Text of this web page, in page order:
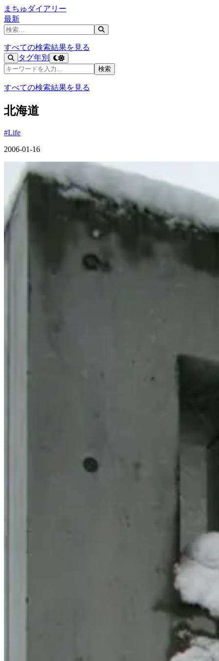
まちゅダイアリー
最新
記事を検索
すべての検索結果を見る
タグ年別
記事を検索
検索
すべての検索結果を見る
北海道
#Life
2006-01-16